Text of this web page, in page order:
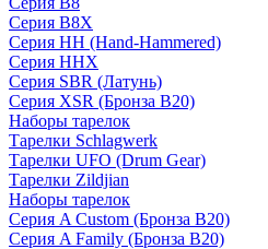
Серия B8X
Серия HH (Hand-Hammered)
Серия HHX
Серия SBR (Латунь)
Серия XSR (Бронза B20)
Наборы тарелок
Тарелки Schlagwerk
Тарелки UFO (Drum Gear)
Тарелки Zildjian
Наборы тарелок
Серия A Custom (Бронза B20)
Серия A Family (Бронза B20)